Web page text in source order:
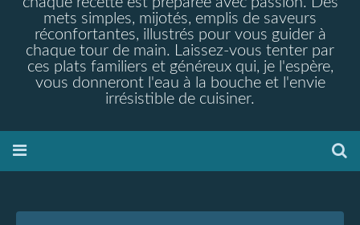
mets simples, mijotés, emplis de saveurs
réconfortantes, illustrés pour vous guider à
chaque tour de main. Laissez-vous tenter par
ces plats familiers et généreux qui, je l'espère,
vous donneront l'eau à la bouche et l'envie
irrésistible de cuisiner.